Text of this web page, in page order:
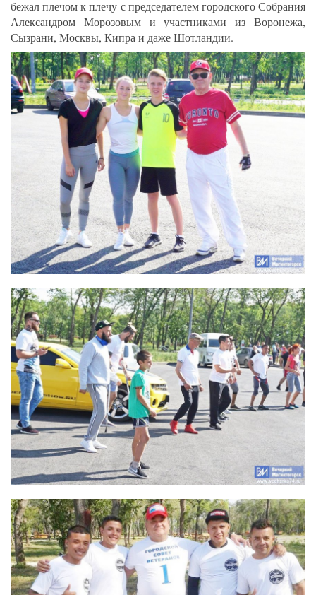
бежал плечом к плечу с председателем городского Собрания
Александром Морозовым и участниками из Воронежа,
Сызрани, Москвы, Кипра и даже Шотландии.